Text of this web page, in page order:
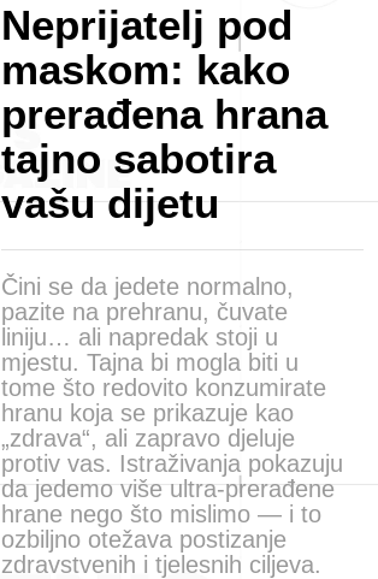
Neprijatelj pod
maskom: kako
prerađena hrana
tajno sabotira
vašu dijetu
Čini se da jedete normalno,
pazite na prehranu, čuvate
liniju… ali napredak stoji u
mjestu. Tajna bi mogla biti u
tome što redovito konzumirate
hranu koja se prikazuje kao
„zdrava“, ali zapravo djeluje
protiv vas. Istraživanja pokazuju
da jedemo više ultra-prerađene
hrane nego što mislimo — i to
ozbiljno otežava postizanje
zdravstvenih i tjelesnih ciljeva.